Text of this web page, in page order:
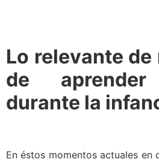
Lo relevante
de aprender
durante la
En éstos momentos actuales en